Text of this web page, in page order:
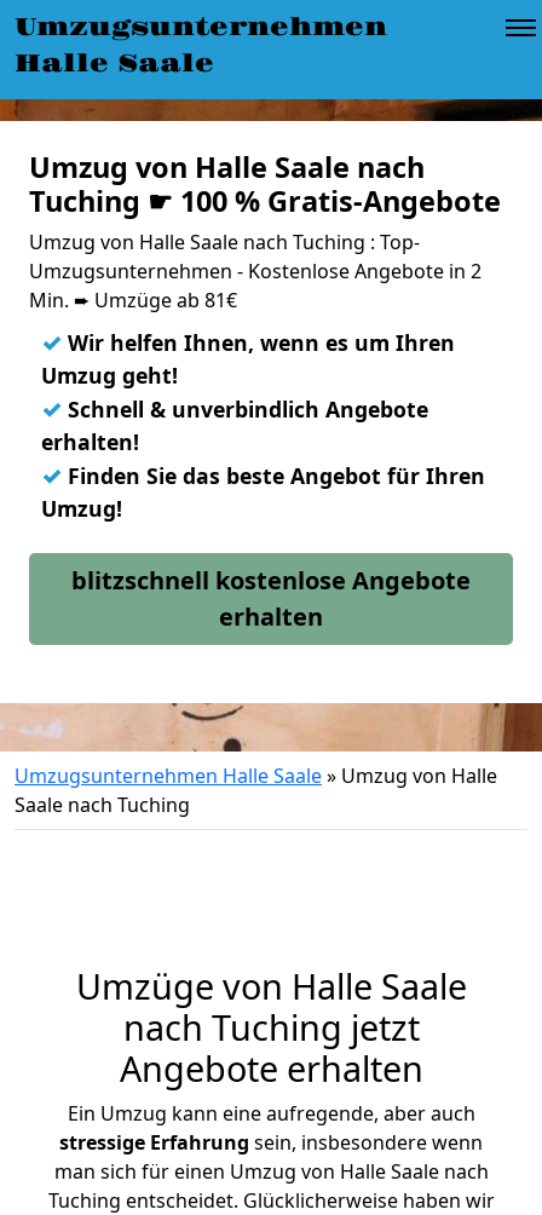
Umzugsunternehmen
Halle Saale
Umzug von Halle Saale nach
Tuching ☛ 100 % Gratis-Angebote
Umzug von Halle Saale nach Tuching : Top-
Umzugsunternehmen - Kostenlose Angebote in 2
Min. ➨ Umzüge ab 81€
✓ Wir helfen Ihnen, wenn es um Ihren
Umzug geht!
✓ Schnell & unverbindlich Angebote
erhalten!
✓ Finden Sie das beste Angebot für Ihren
Umzug!
blitzschnell kostenlose Angebote
erhalten
Umzugsunternehmen Halle Saale» Umzug von Halle
Saale nach Tuching
Umzüge von Halle Saale
nach Tuching jetzt
Angebote erhalten
Ein Umzug kann eine aufregende, aber auch
stressige Erfahrung sein, insbesondere wenn
man sich für einen Umzug von Halle Saale nach
Tuching entscheidet. Glücklicherweise haben wir